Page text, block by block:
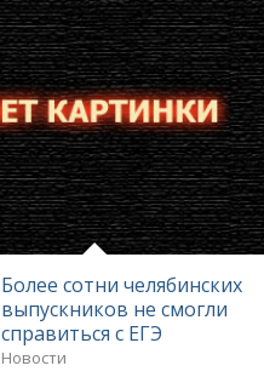
Более сотни челябинских
выпускников не смогли
справиться с ЕГЭ
Новости